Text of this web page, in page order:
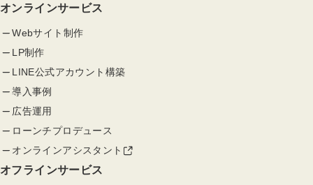
オンラインサービス
Webサイト制作
LP制作
LINE公式アカウント構築
導入事例
広告運用
ローンチプロデュース
オンラインアシスタント
オフラインサービス